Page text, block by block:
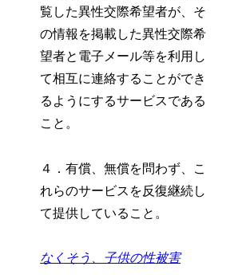
覧した異性交際希望者が、そ
の情報を掲載した異性交際希
望者と電子メール等を利用し
て相互に連絡することができ
るようにするサービスである
こと。
４．有償、無償を問わず、こ
れらのサービスを反復継続し
て提供していること。
なくそう、子供の性被害